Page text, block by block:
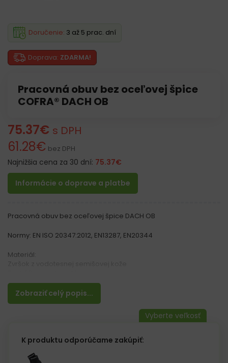
Pracovná obuv bez oceľovej špice
COFRA® DACH OB
Doprava: ZDARMA!
Doručenie: 3 až 5 prac. dní
75.37€ s DPH
61.28€ bez DPH
Najnižšia cena za 30 dní: 75.37€
Informácie o doprave a platbe
Zobraziť celý popis...
Pracovná obuv bez oceľovej špice DACH OB
Normy: EN ISO 20347:2012, EN13287, EN20344
Materiál:
Vlastnosti:
– Semišová podšívka poskytuje priedušnosť, bráni odieraniu
– Antistatická, vyberateľná vložka pokrytá látkou.
– Kategória O3 FO SRC
Špeciálna obuv pre STRECHÁROV
K produktu odporúčame zakúpiť: